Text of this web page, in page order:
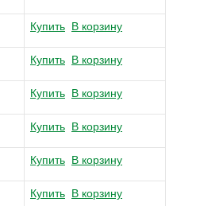
Купить В корзину
Купить В корзину
Купить В корзину
Купить В корзину
Купить В корзину
Купить В корзину